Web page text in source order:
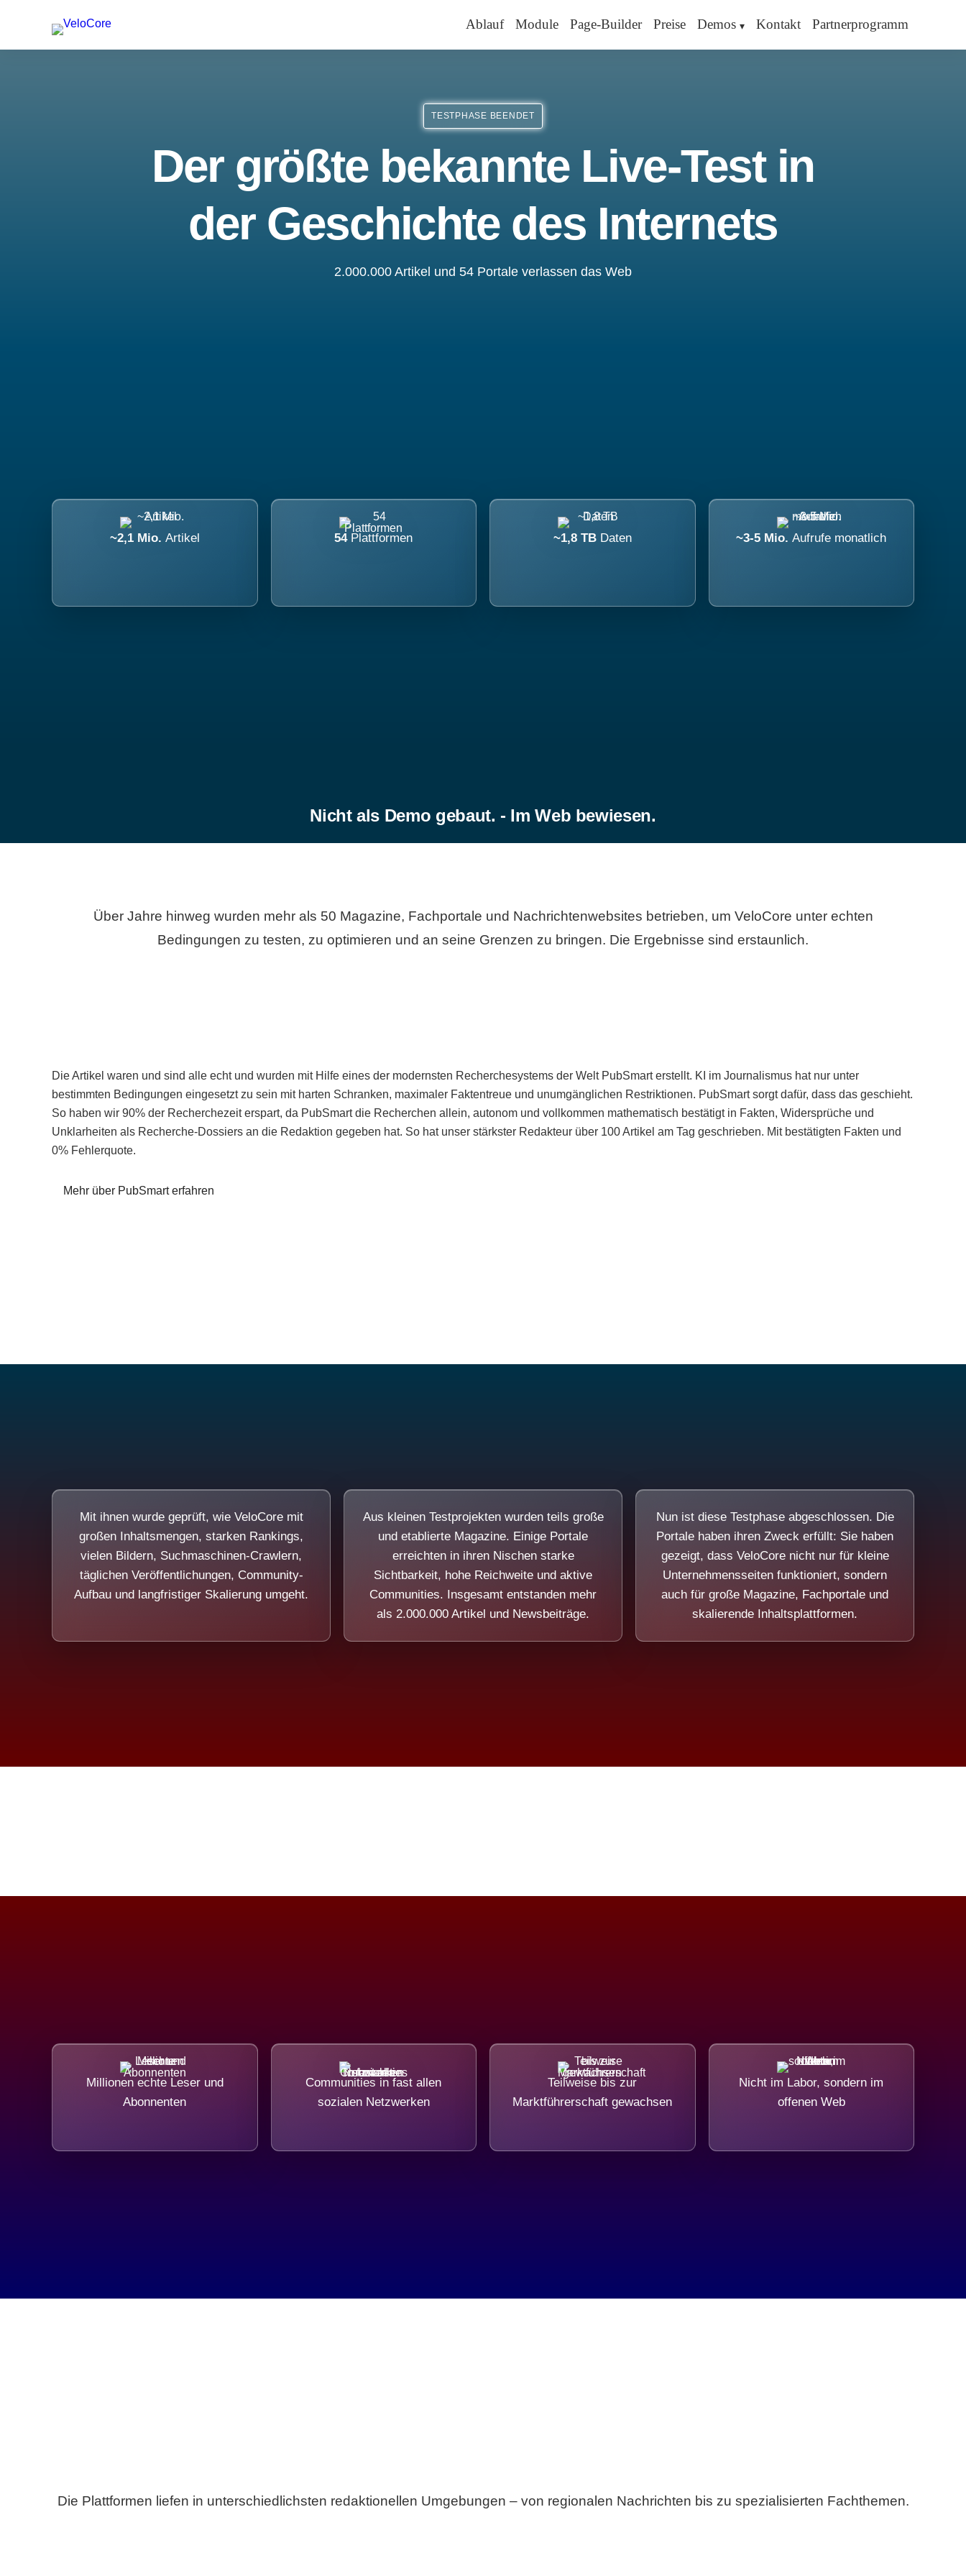
Ablauf Module Page-Builder Preise Demos Kontakt Partnerprogramm
TESTPHASE BEENDET
Der größte bekannte Live-Test in
der Geschichte des Internets
2.000.000 Artikel und 54 Portale verlassen das Web
~2,1 Mio. Artikel 54 Plattformen ~1,8 TB Daten ~3-5 Mio.Aufrufe monatlich
Nicht als Demo gebaut. - Im Web bewiesen.
Über Jahre hinweg wurden mehr als 50 Magazine, Fachportale und Nachrichtenwebsites betrieben, um VeloCore unter echten
Bedingungen zu testen, zu optimieren und an seine Grenzen zu bringen. Die Ergebnisse sind erstaunlich.
Die Artikel waren und sind alle echt und wurden mit Hilfe eines der modernsten Recherchesystems der Welt PubSmart erstellt. KI im Journalismus hat nur unter
bestimmten Bedingungen eingesetzt zu sein mit harten Schranken, maximaler Faktentreue und unumgänglichen Restriktionen. PubSmart sorgt dafür, dass das geschieht.
So haben wir 90% der Recherchezeit erspart, da PubSmart die Recherchen allein, autonom und vollkommen mathematisch bestätigt in Fakten, Widersprüche und
Unklarheiten als Recherche-Dossiers an die Redaktion gegeben hat. So hat unser stärkster Redakteur über 100 Artikel am Tag geschrieben. Mit bestätigten Fakten und
0% Fehlerquote.
Mehr über PubSmart erfahren
Mit ihnen wurde geprüft, wie VeloCore mit
großen Inhaltsmengen, starken Rankings,
vielen Bildern, Suchmaschinen-Crawlern,
täglichen Veröffentlichungen, Community-
Aufbau und langfristiger Skalierung umgeht.
Aus kleinen Testprojekten wurden teils große
und etablierte Magazine. Einige Portale
erreichten in ihren Nischen starke
Sichtbarkeit, hohe Reichweite und aktive
Communities. Insgesamt entstanden mehr
als 2.000.000 Artikel und Newsbeiträge.
Nun ist diese Testphase abgeschlossen. Die
Portale haben ihren Zweck erfüllt: Sie haben
gezeigt, dass VeloCore nicht nur für kleine
Unternehmensseiten funktioniert, sondern
auch für große Magazine, Fachportale und
skalierende Inhaltsplattformen.
Millionen echte Leser und
Abonnenten
Communities in fast allen
sozialen Netzwerken
Teilweise bis zur
Marktführerschaft gewachsen
Nicht im Labor, sondern im
offenen Web
Die Plattformen liefen in unterschiedlichsten redaktionellen Umgebungen – von regionalen Nachrichten bis zu spezialisierten Fachthemen.